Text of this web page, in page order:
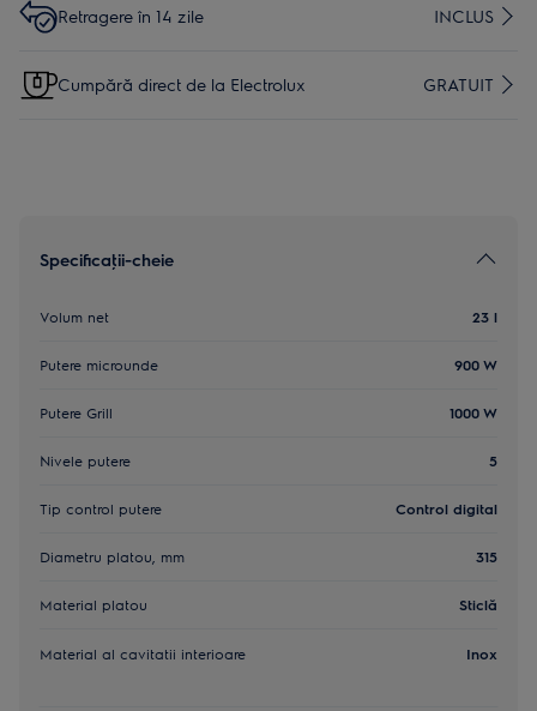
Retragere în 14 zile INCLUS
Cumpără direct de la Electrolux GRATUIT
Specificaţii-cheie
Volum net 23 l
Putere microunde 900 W
Putere Grill 1000 W
Nivele putere 5
Tip control putere Control digital
Diametru platou, mm 315
Material platou Sticlă
Material al cavitatii interioare Inox